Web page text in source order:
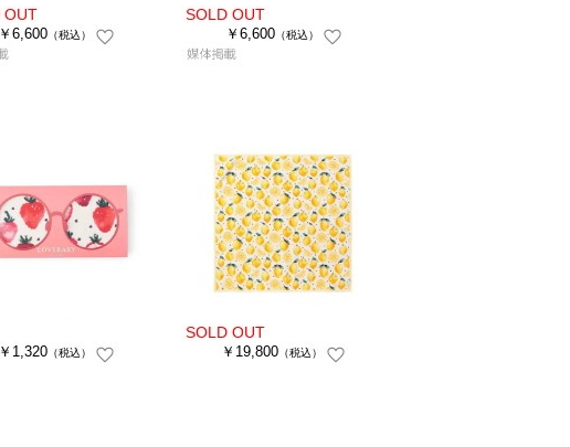
￥6,600（税込） ￥6,600（税込）
￥1,320（税込） ￥19,800 （税込）